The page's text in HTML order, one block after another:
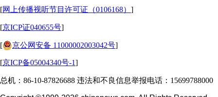
[网上传播视听节目许可证（0106168） ]
[京ICP证040655号]
[ 京公网安备 11000002003042号]
[京ICP备05004340号-1]
总机：86-10-87826688 违法和不良信息举报电话：15699788000